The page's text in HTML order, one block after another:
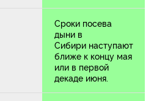
Сроки посева
дыни в
Сибири наступают
ближе к концу мая
или в первой
декаде июня.